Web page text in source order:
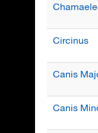
Circinus
Canis
Canis